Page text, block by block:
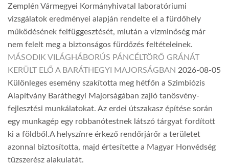
Zemplén Vármegyei Kormányhivatal laboratóriumi
vizsgálatok eredményei alapján rendelte el a fürdőhely
működésének felfüggesztését, miután a vízminőség már
nem felelt meg a biztonságos fürdőzés feltételeinek.
MÁSODIK VILÁGHÁBORÚS PÁNCÉLTÖRŐ GRÁNÁT
KERÜLT ELŐ A BARÁTHEGYI MAJORSÁGBAN 2026-08-05
Különleges esemény szakította meg hétfőn a Szimbiózis
Alapítvány Baráthegyi Majorságában zajló tanösvény-
fejlesztési munkálatokat. Az erdei útszakasz építése során
egy munkagép egy robbanótestnek látszó tárgyat fordított
ki a földből.A helyszínre érkező rendőrjárőr a területet
azonnal biztosította, majd értesítette a Magyar Honvédség
tűzszerész alakulatát.